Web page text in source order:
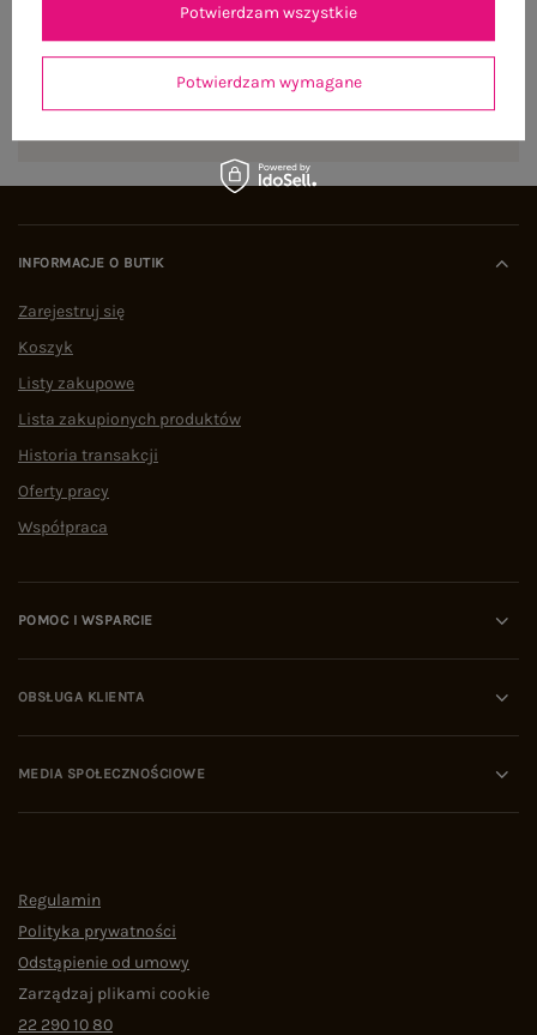
Zapisz się do naszego newslettera i otrzymaj 15% zniżki na
pierwsze zamówienie
ZAPISZ SIĘ
INFORMACJE O BUTIK
Zarejestruj się
Koszyk
Listy zakupowe
Lista zakupionych produktów
Historia transakcji
Oferty pracy
Współpraca
POMOC I WSPARCIE
OBSŁUGA KLIENTA
MEDIA SPOŁECZNOŚCIOWE
Regulamin
Polityka prywatności
Odstąpienie od umowy
Zarządzaj plikami cookie
22 290 10 80
Potwierdzam wymagane
Potwierdzam wszystkie